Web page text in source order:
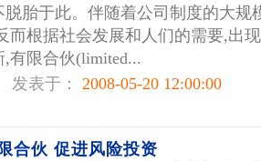
脱胎于此。伴随着公司制度的大规
而根据社会发展和人们的需要,出
,有限合伙(limited...
发表于： 2008-05-20 12:00:00
合伙 促进风险投资